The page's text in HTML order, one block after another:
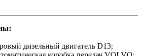
дизельный двигатель D13;